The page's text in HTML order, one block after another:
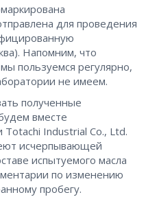
для проведения
Напомним, что
пользуемся регулярно,
не имеем.
полученные
вместе
Totachi Industrial Co., Ltd.
исчерпывающей
испытуемого масла
по изменению
пробегу.